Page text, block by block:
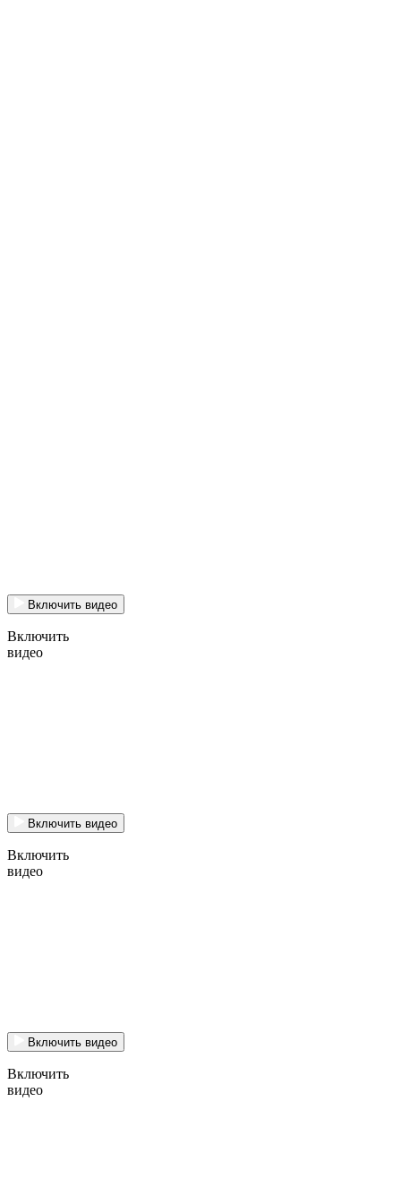
Включить видео
Включить
видео
Включить видео
Включить
видео
Включить видео
Включить
видео